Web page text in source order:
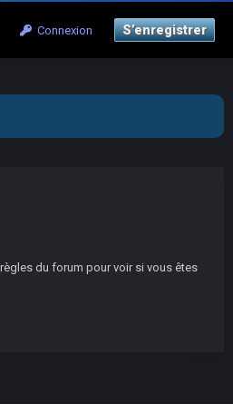
Connexion S’enregistrer
du forum pour voir si vous êtes